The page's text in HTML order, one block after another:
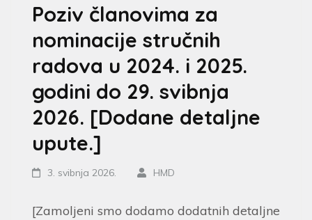
Poziv članovima za
nominacije stručnih
radova u 2024. i 2025.
godini do 29. svibnja
2026. [Dodane detaljne
upute.]
3. svibnja 2026. HMD
[Zamoljeni smo dodamo dodatnih detaljne